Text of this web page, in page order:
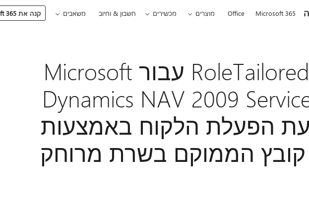
Microsoft 365
Office מוצרים מכשירים חשבון & וחיוב משאבים קנה את Microsoft 365
הלקוח RoleTailored עבור Microsoft
Dynamics NAV 2009
הפעלת הלקוח באמצעות
הממוקם בשרת מרוחק